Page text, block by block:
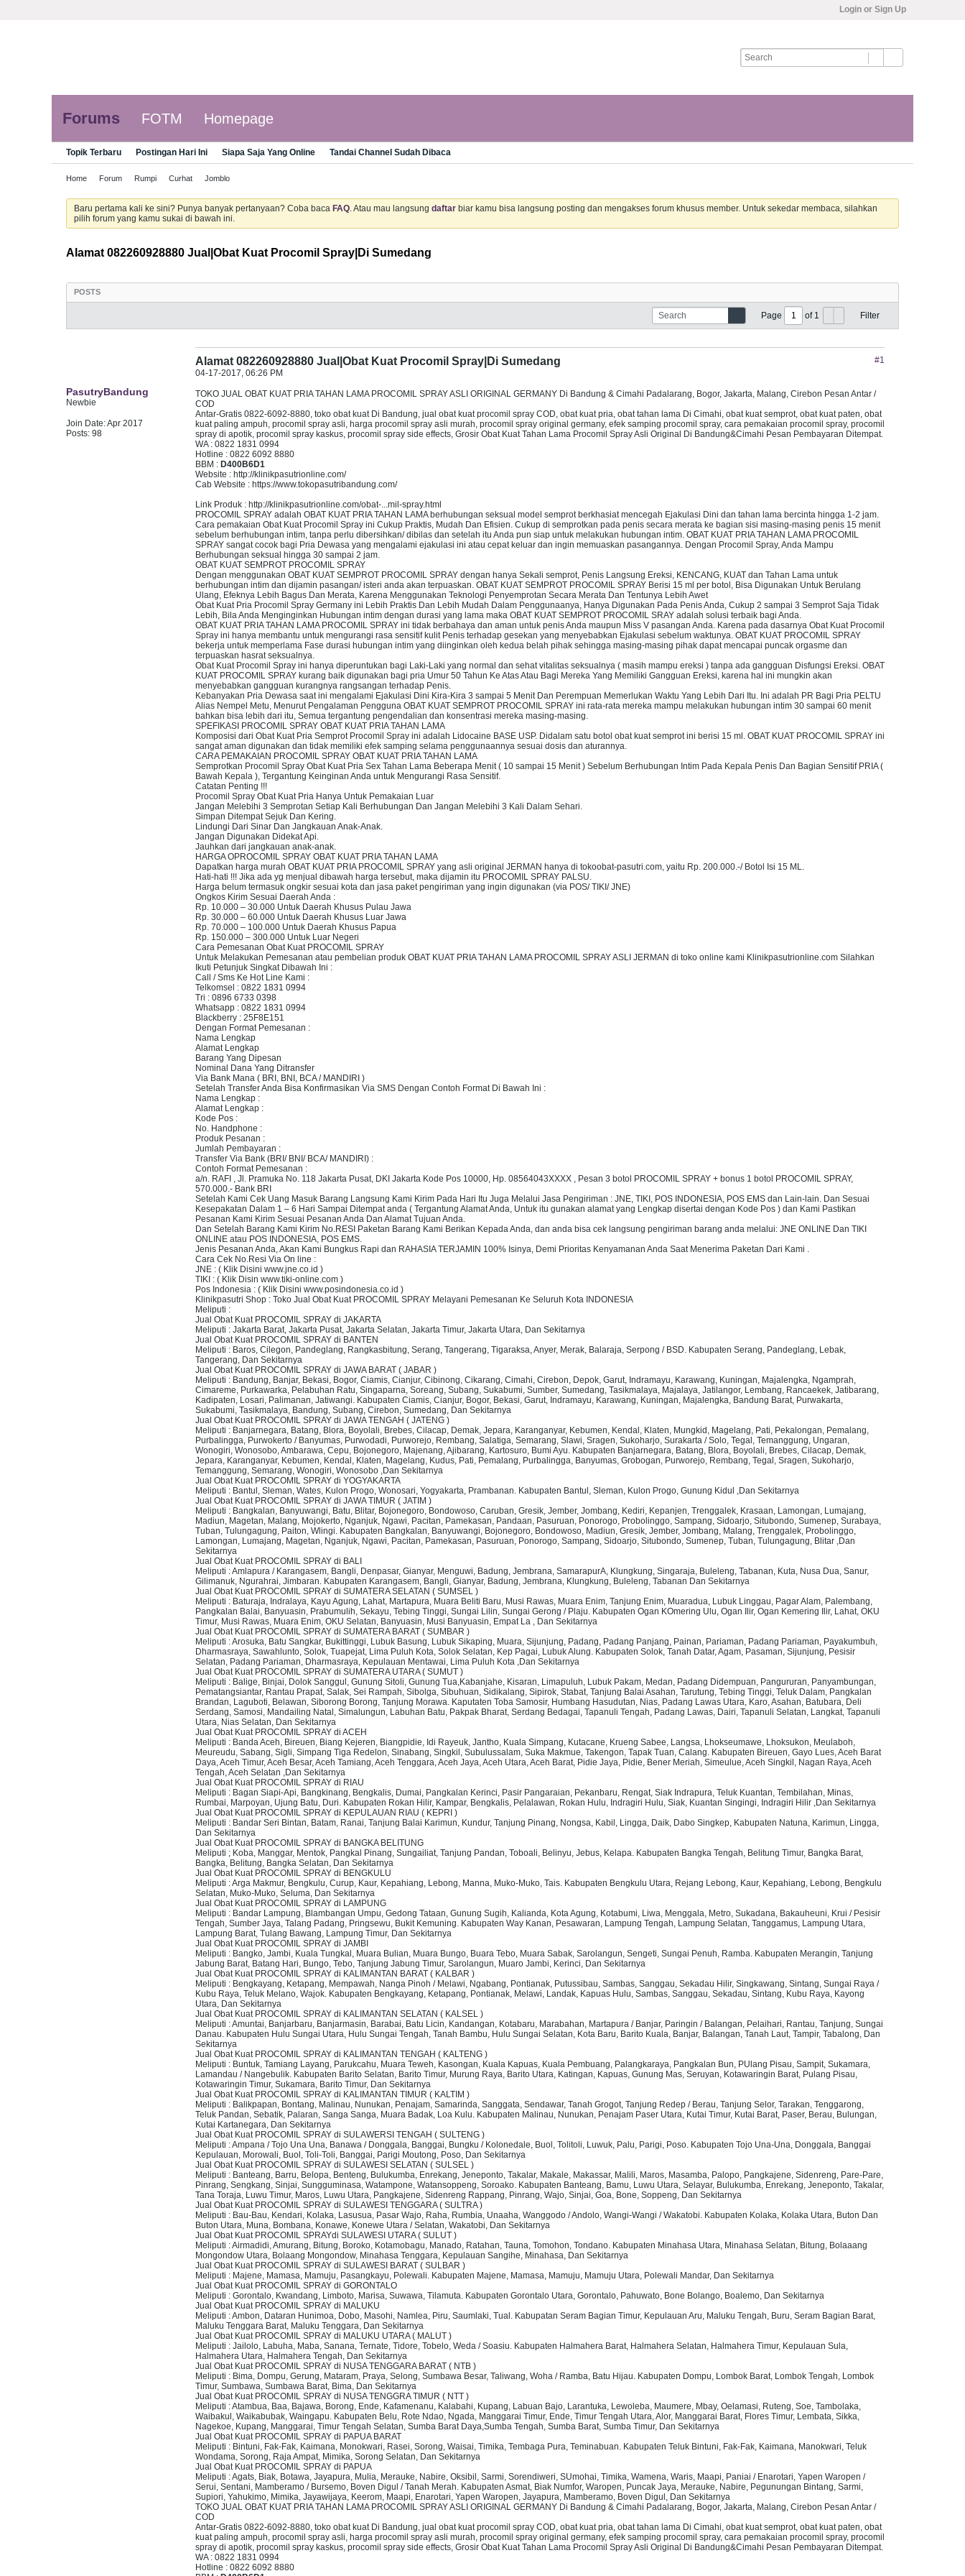
Login or Sign Up
Forums FOTM Homepage
Topik Terbaru Postingan Hari Ini Siapa Saja Yang Online Tandai Channel Sudah Dibaca
Home Forum Rumpi Curhat Jomblo
Baru pertama kali ke sini? Punya banyak pertanyaan? Coba baca FAQ. Atau mau langsung daftar biar kamu bisa langsung posting dan mengakses forum khusus member. Untuk sekedar membaca, silahkan
pilih forum yang kamu sukai di bawah ini.
Alamat 082260928880 Jual|Obat Kuat Procomil Spray|Di Sumedang
POSTS
Page of 1 Filter
PasutryBandung
Newbie
Join Date:Apr 2017
Posts: 98
#1
Alamat 082260928880 Jual|Obat Kuat Procomil Spray|Di Sumedang
04-17-2017, 06:26 PM
TOKO JUAL OBAT KUAT PRIA TAHAN LAMA PROCOMIL SPRAY ASLI ORIGINAL GERMANY Di Bandung & Cimahi Padalarang, Bogor, Jakarta, Malang, Cirebon Pesan Antar /
COD
Antar-Gratis 0822-6092-8880, toko obat kuat Di Bandung, jual obat kuat procomil spray COD, obat kuat pria, obat tahan lama Di Cimahi, obat kuat semprot, obat kuat paten, obat
kuat paling ampuh, procomil spray asli, harga procomil spray asli murah, procomil spray original germany, efek samping procomil spray, cara pemakaian procomil spray, procomil
spray di apotik, procomil spray kaskus, procomil spray side effects, Grosir Obat Kuat Tahan Lama Procomil Spray Asli Original Di Bandung&Cimahi Pesan Pembayaran Ditempat.
WA : 0822 1831 0994
Hotline : 0822 6092 8880
BBM : D400B6D1
Website : http://klinikpasutrionline.com/
Cab Website : https://www.tokopasutribandung.com/
Link Produk : http://klinikpasutrionline.com/obat-...mil-spray.html
PROCOMIL SPRAY adalah OBAT KUAT PRIA TAHAN LAMA berhubungan seksual model semprot berkhasiat mencegah Ejakulasi Dini dan tahan lama bercinta hingga 1-2 jam.
Cara pemakaian Obat Kuat Procomil Spray ini Cukup Praktis, Mudah Dan Efisien. Cukup di semprotkan pada penis secara merata ke bagian sisi masing-masing penis 15 menit
sebelum berhubungan intim, tanpa perlu dibersihkan/ dibilas dan setelah itu Anda pun siap untuk melakukan hubungan intim. OBAT KUAT PRIA TAHAN LAMA PROCOMIL
SPRAY sangat cocok bagi Pria Dewasa yang mengalami ejakulasi ini atau cepat keluar dan ingin memuaskan pasangannya. Dengan Procomil Spray, Anda Mampu
Berhubungan seksual hingga 30 sampai 2 jam.
OBAT KUAT SEMPROT PROCOMIL SPRAY
Dengan menggunakan OBAT KUAT SEMPROT PROCOMIL SPRAY dengan hanya Sekali semprot, Penis Langsung Ereksi, KENCANG, KUAT dan Tahan Lama untuk
berhubungan intim dan dijamin pasangan/ isteri anda akan terpuaskan. OBAT KUAT SEMPROT PROCOMIL SPRAY Berisi 15 ml per botol, Bisa Digunakan Untuk Berulang
Ulang, Efeknya Lebih Bagus Dan Merata, Karena Menggunakan Teknologi Penyemprotan Secara Merata Dan Tentunya Lebih Awet
Obat Kuat Pria Procomil Spray Germany ini Lebih Praktis Dan Lebih Mudah Dalam Penggunaanya, Hanya Digunakan Pada Penis Anda, Cukup 2 sampai 3 Semprot Saja Tidak
Lebih, Bila Anda Menginginkan Hubungan intim dengan durasi yang lama maka OBAT KUAT SEMPROT PROCOMIL SRAY adalah solusi terbaik bagi Anda.
OBAT KUAT PRIA TAHAN LAMA PROCOMIL SPRAY ini tidak berbahaya dan aman untuk penis Anda maupun Miss V pasangan Anda. Karena pada dasarnya Obat Kuat Procomil
Spray ini hanya membantu untuk mengurangi rasa sensitif kulit Penis terhadap gesekan yang menyebabkan Ejakulasi sebelum waktunya. OBAT KUAT PROCOMIL SPRAY
bekerja untuk memperlama Fase durasi hubungan intim yang diinginkan oleh kedua belah pihak sehingga masing-masing pihak dapat mencapai puncak orgasme dan
terpuaskan hasrat seksualnya.
Obat Kuat Procomil Spray ini hanya diperuntukan bagi Laki-Laki yang normal dan sehat vitalitas seksualnya ( masih mampu ereksi ) tanpa ada gangguan Disfungsi Ereksi. OBAT
KUAT PROCOMIL SPRAY kurang baik digunakan bagi pria Umur 50 Tahun Ke Atas Atau Bagi Mereka Yang Memiliki Gangguan Ereksi, karena hal ini mungkin akan
menyebabkan gangguan kurangnya rangsangan terhadap Penis.
Kebanyakan Pria Dewasa saat ini mengalami Ejakulasi Dini Kira-Kira 3 sampai 5 Menit Dan Perempuan Memerlukan Waktu Yang Lebih Dari Itu. Ini adalah PR Bagi Pria PELTU
Alias Nempel Metu, Menurut Pengalaman Pengguna OBAT KUAT SEMPROT PROCOMIL SPRAY ini rata-rata mereka mampu melakukan hubungan intim 30 sampai 60 menit
bahkan bisa lebih dari itu, Semua tergantung pengendalian dan konsentrasi mereka masing-masing.
SPEFIKASI PROCOMIL SPRAY OBAT KUAT PRIA TAHAN LAMA
Komposisi dari Obat Kuat Pria Semprot Procomil Spray ini adalah Lidocaine BASE USP. Didalam satu botol obat kuat semprot ini berisi 15 ml. OBAT KUAT PROCOMIL SPRAY ini
sangat aman digunakan dan tidak memiliki efek samping selama penggunaannya sesuai dosis dan aturannya.
CARA PEMAKAIAN PROCOMIL SPRAY OBAT KUAT PRIA TAHAN LAMA
Semprotkan Procomil Spray Obat Kuat Pria Sex Tahan Lama Beberapa Menit ( 10 sampai 15 Menit ) Sebelum Berhubungan Intim Pada Kepala Penis Dan Bagian Sensitif PRIA (
Bawah Kepala ), Tergantung Keinginan Anda untuk Mengurangi Rasa Sensitif.
Catatan Penting !!!
Procomil Spray Obat Kuat Pria Hanya Untuk Pemakaian Luar
Jangan Melebihi 3 Semprotan Setiap Kali Berhubungan Dan Jangan Melebihi 3 Kali Dalam Sehari.
Simpan Ditempat Sejuk Dan Kering.
Lindungi Dari Sinar Dan Jangkauan Anak-Anak.
Jangan Digunakan Didekat Api.
Jauhkan dari jangkauan anak-anak.
HARGA OPROCOMIL SPRAY OBAT KUAT PRIA TAHAN LAMA
Dapatkan harga murah OBAT KUAT PRIA PROCOMIL SPRAY yang asli original JERMAN hanya di tokoobat-pasutri.com, yaitu Rp. 200.000.-/ Botol Isi 15 ML.
Hati-hati !!! Jika ada yg menjual dibawah harga tersebut, maka dijamin itu PROCOMIL SPRAY PALSU.
Harga belum termasuk ongkir sesuai kota dan jasa paket pengiriman yang ingin digunakan (via POS/ TIKI/ JNE)
Ongkos Kirim Sesuai Daerah Anda :
Rp. 10.000 – 30.000 Untuk Daerah Khusus Pulau Jawa
Rp. 30.000 – 60.000 Untuk Daerah Khusus Luar Jawa
Rp. 70.000 – 100.000 Untuk Daerah Khusus Papua
Rp. 150.000 – 300.000 Untuk Luar Negeri
Cara Pemesanan Obat Kuat PROCOMIL SPRAY
Untuk Melakukan Pemesanan atau pembelian produk OBAT KUAT PRIA TAHAN LAMA PROCOMIL SPRAY ASLI JERMAN di toko online kami Klinikpasutrionline.com Silahkan
Ikuti Petunjuk Singkat Dibawah Ini :
Call / Sms Ke Hot Line Kami :
Telkomsel : 0822 1831 0994
Tri : 0896 6733 0398
Whatsapp : 0822 1831 0994
Blackberry : 25F8E151
Dengan Format Pemesanan :
Nama Lengkap
Alamat Lengkap
Barang Yang Dipesan
Nominal Dana Yang Ditransfer
Via Bank Mana ( BRI, BNI, BCA / MANDIRI )
Setelah Transfer Anda Bisa Konfirmasikan Via SMS Dengan Contoh Format Di Bawah Ini :
Nama Lengkap :
Alamat Lengkap :
Kode Pos :
No. Handphone :
Produk Pesanan :
Jumlah Pembayaran :
Transfer Via Bank (BRI/ BNI/ BCA/ MANDIRI) :
Contoh Format Pemesanan :
a/n. RAFI , Jl. Pramuka No. 118 Jakarta Pusat, DKI Jakarta Kode Pos 10000, Hp. 08564043XXXX , Pesan 3 botol PROCOMIL SPRAY + bonus 1 botol PROCOMIL SPRAY,
570.000.- Bank BRI
Setelah Kami Cek Uang Masuk Barang Langsung Kami Kirim Pada Hari Itu Juga Melalui Jasa Pengiriman : JNE, TIKI, POS INDONESIA, POS EMS dan Lain-lain. Dan Sesuai
Kesepakatan Dalam 1 – 6 Hari Sampai Ditempat anda ( Tergantung Alamat Anda, Untuk itu gunakan alamat yang Lengkap disertai dengan Kode Pos ) dan Kami Pastikan
Pesanan Kami Kirim Sesuai Pesanan Anda Dan Alamat Tujuan Anda.
Dan Setelah Barang Kami Kirim No.RESI Paketan Barang Kami Berikan Kepada Anda, dan anda bisa cek langsung pengiriman barang anda melalui: JNE ONLINE Dan TIKI
ONLINE atau POS INDONESIA, POS EMS.
Jenis Pesanan Anda, Akan Kami Bungkus Rapi dan RAHASIA TERJAMIN 100% Isinya, Demi Prioritas Kenyamanan Anda Saat Menerima Paketan Dari Kami .
Cara Cek No.Resi Via On line :
JNE : ( Klik Disini www.jne.co.id )
TIKI : ( Klik Disin www.tiki-online.com )
Pos Indonesia : ( Klik Disini www.posindonesia.co.id )
Klinikpasutri Shop : Toko Jual Obat Kuat PROCOMIL SPRAY Melayani Pemesanan Ke Seluruh Kota INDONESIA
Meliputi :
Jual Obat Kuat PROCOMIL SPRAY di JAKARTA
Meliputi : Jakarta Barat, Jakarta Pusat, Jakarta Selatan, Jakarta Timur, Jakarta Utara, Dan Sekitarnya
Jual Obat Kuat PROCOMIL SPRAY di BANTEN
Meliputi : Baros, Cilegon, Pandeglang, Rangkasbitung, Serang, Tangerang, Tigaraksa, Anyer, Merak, Balaraja, Serpong / BSD. Kabupaten Serang, Pandeglang, Lebak,
Tangerang, Dan Sekitarnya
Jual Obat Kuat PROCOMIL SPRAY di JAWA BARAT ( JABAR )
Meliputi : Bandung, Banjar, Bekasi, Bogor, Ciamis, Cianjur, Cibinong, Cikarang, Cimahi, Cirebon, Depok, Garut, Indramayu, Karawang, Kuningan, Majalengka, Ngamprah,
Cimareme, Purkawarka, Pelabuhan Ratu, Singaparna, Soreang, Subang, Sukabumi, Sumber, Sumedang, Tasikmalaya, Majalaya, Jatilangor, Lembang, Rancaekek, Jatibarang,
Kadipaten, Losari, Palimanan, Jatiwangi. Kabupaten Ciamis, Cianjur, Bogor, Bekasi, Garut, Indramayu, Karawang, Kuningan, Majalengka, Bandung Barat, Purwakarta,
Sukabumi, Tasikmalaya, Bandung, Subang, Cirebon, Sumedang, Dan Sekitarnya
Jual Obat Kuat PROCOMIL SPRAY di JAWA TENGAH ( JATENG )
Meliputi : Banjarnegara, Batang, Blora, Boyolali, Brebes, Cilacap, Demak, Jepara, Karanganyar, Kebumen, Kendal, Klaten, Mungkid, Magelang, Pati, Pekalongan, Pemalang,
Purbalingga, Purwokerto / Banyumas, Purwodadi, Purworejo, Rembang, Salatiga, Semarang, Slawi, Sragen, Sukoharjo, Surakarta / Solo, Tegal, Temanggung, Ungaran,
Wonogiri, Wonosobo, Ambarawa, Cepu, Bojonegoro, Majenang, Ajibarang, Kartosuro, Bumi Ayu. Kabupaten Banjarnegara, Batang, Blora, Boyolali, Brebes, Cilacap, Demak,
Jepara, Karanganyar, Kebumen, Kendal, Klaten, Magelang, Kudus, Pati, Pemalang, Purbalingga, Banyumas, Grobogan, Purworejo, Rembang, Tegal, Sragen, Sukoharjo,
Temanggung, Semarang, Wonogiri, Wonosobo ,Dan Sekitarnya
Jual Obat Kuat PROCOMIL SPRAY di YOGYAKARTA
Meliputi : Bantul, Sleman, Wates, Kulon Progo, Wonosari, Yogyakarta, Prambanan. Kabupaten Bantul, Sleman, Kulon Progo, Gunung Kidul ,Dan Sekitarnya
Jual Obat Kuat PROCOMIL SPRAY di JAWA TIMUR ( JATIM )
Meliputi : Bangkalan, Banyuwangi, Batu, Blitar, Bojonegoro, Bondowoso, Caruban, Gresik, Jember, Jombang, Kediri, Kepanjen, Trenggalek, Krasaan, Lamongan, Lumajang,
Madiun, Magetan, Malang, Mojokerto, Nganjuk, Ngawi, Pacitan, Pamekasan, Pandaan, Pasuruan, Ponorogo, Probolinggo, Sampang, Sidoarjo, Situbondo, Sumenep, Surabaya,
Tuban, Tulungagung, Paiton, Wlingi. Kabupaten Bangkalan, Banyuwangi, Bojonegoro, Bondowoso, Madiun, Gresik, Jember, Jombang, Malang, Trenggalek, Probolinggo,
Lamongan, Lumajang, Magetan, Nganjuk, Ngawi, Pacitan, Pamekasan, Pasuruan, Ponorogo, Sampang, Sidoarjo, Situbondo, Sumenep, Tuban, Tulungagung, Blitar ,Dan
Sekitarnya
Jual Obat Kuat PROCOMIL SPRAY di BALI
Meliputi : Amlapura / Karangasem, Bangli, Denpasar, Gianyar, Menguwi, Badung, Jembrana, SamarapurA, Klungkung, Singaraja, Buleleng, Tabanan, Kuta, Nusa Dua, Sanur,
Gilimanuk, Ngurahrai, Jimbaran. Kabupaten Karangasem, Bangli, Gianyar, Badung, Jembrana, Klungkung, Buleleng, Tabanan Dan Sekitarnya
Jual Obat Kuat PROCOMIL SPRAY di SUMATERA SELATAN ( SUMSEL )
Meliputi : Baturaja, Indralaya, Kayu Agung, Lahat, Martapura, Muara Beliti Baru, Musi Rawas, Muara Enim, Tanjung Enim, Muaradua, Lubuk Linggau, Pagar Alam, Palembang,
Pangkalan Balai, Banyuasin, Prabumulih, Sekayu, Tebing Tinggi, Sungai Lilin, Sungai Gerong / Plaju. Kabupaten Ogan KOmering Ulu, Ogan Ilir, Ogan Kemering Ilir, Lahat, OKU
Timur, Musi Rawas, Muara Enim, OKU Selatan, Banyuasin, Musi Banyuasin, Empat La , Dan Sekitarnya
Jual Obat Kuat PROCOMIL SPRAY di SUMATERA BARAT ( SUMBAR )
Meliputi : Arosuka, Batu Sangkar, Bukittinggi, Lubuk Basung, Lubuk Sikaping, Muara, Sijunjung, Padang, Padang Panjang, Painan, Pariaman, Padang Pariaman, Payakumbuh,
Dharmasraya, Sawahlunto, Solok, Tuapejat, Lima Puluh Kota, Solok Selatan, Kep Pagai, Lubuk Alung. Kabupaten Solok, Tanah Datar, Agam, Pasaman, Sijunjung, Pesisir
Selatan, Padang Pariaman, Dharmasraya, Kepulauan Mentawai, Lima Puluh Kota ,Dan Sekitarnya
Jual Obat Kuat PROCOMIL SPRAY di SUMATERA UTARA ( SUMUT )
Meliputi : Balige, Binjai, Dolok Sanggul, Gunung Sitoli, Gunung Tua,Kabanjahe, Kisaran, Limapuluh, Lubuk Pakam, Medan, Padang Didempuan, Pangururan, Panyambungan,
Pematangsiantar, Rantau Prapat, Salak, Sei Rampah, Sibolga, Sibuhuan, Sidikalang, Sipirok, Stabat, Tanjung Balai Asahan, Tarutung, Tebing Tinggi, Teluk Dalam, Pangkalan
Brandan, Laguboti, Belawan, Siborong Borong, Tanjung Morawa. Kaputaten Toba Samosir, Humbang Hasudutan, Nias, Padang Lawas Utara, Karo, Asahan, Batubara, Deli
Serdang, Samosi, Mandailing Natal, Simalungun, Labuhan Batu, Pakpak Bharat, Serdang Bedagai, Tapanuli Tengah, Padang Lawas, Dairi, Tapanuli Selatan, Langkat, Tapanuli
Utara, Nias Selatan, Dan Sekitarnya
Jual Obat Kuat PROCOMIL SPRAY di ACEH
Meliputi : Banda Aceh, Bireuen, Biang Kejeren, Biangpidie, Idi Rayeuk, Jantho, Kuala Simpang, Kutacane, Krueng Sabee, Langsa, Lhokseumawe, Lhoksukon, Meulaboh,
Meureudu, Sabang, Sigli, Simpang Tiga Redelon, Sinabang, Singkil, Subulussalam, Suka Makmue, Takengon, Tapak Tuan, Calang. Kabupaten Bireuen, Gayo Lues, Aceh Barat
Daya, Aceh Timur, Aceh Besar, Aceh Tamiang, Aceh Tenggara, Aceh Jaya, Aceh Utara, Aceh Barat, Pidie Jaya, Pidie, Bener Meriah, Simeulue, Aceh Singkil, Nagan Raya, Aceh
Tengah, Aceh Selatan ,Dan Sekitarnya
Jual Obat Kuat PROCOMIL SPRAY di RIAU
Meliputi : Bagan Siapi-Api, Bangkinang, Bengkalis, Dumai, Pangkalan Kerinci, Pasir Pangaraian, Pekanbaru, Rengat, Siak Indrapura, Teluk Kuantan, Tembilahan, Minas,
Rumbai, Marpoyan, Ujung Batu, Duri. Kabupaten Rokan Hilir, Kampar, Bengkalis, Pelalawan, Rokan Hulu, Indragiri Hulu, Siak, Kuantan Singingi, Indragiri Hilir ,Dan Sekitarnya
Jual Obat Kuat PROCOMIL SPRAY di KEPULAUAN RIAU ( KEPRI )
Meliputi : Bandar Seri Bintan, Batam, Ranai, Tanjung Balai Karimun, Kundur, Tanjung Pinang, Nongsa, Kabil, Lingga, Daik, Dabo Singkep, Kabupaten Natuna, Karimun, Lingga,
Dan Sekitarnya
Jual Obat Kuat PROCOMIL SPRAY di BANGKA BELITUNG
Meliputi ; Koba, Manggar, Mentok, Pangkal Pinang, Sungailiat, Tanjung Pandan, Toboali, Belinyu, Jebus, Kelapa. Kabupaten Bangka Tengah, Belitung Timur, Bangka Barat,
Bangka, Belitung, Bangka Selatan, Dan Sekitarnya
Jual Obat Kuat PROCOMIL SPRAY di BENGKULU
Meliputi : Arga Makmur, Bengkulu, Curup, Kaur, Kepahiang, Lebong, Manna, Muko-Muko, Tais. Kabupaten Bengkulu Utara, Rejang Lebong, Kaur, Kepahiang, Lebong, Bengkulu
Selatan, Muko-Muko, Seluma, Dan Sekitarnya
Jual Obat Kuat PROCOMIL SPRAY di LAMPUNG
Meliputi : Bandar Lampung, Blambangan Umpu, Gedong Tataan, Gunung Sugih, Kalianda, Kota Agung, Kotabumi, Liwa, Menggala, Metro, Sukadana, Bakauheuni, Krui / Pesisir
Tengah, Sumber Jaya, Talang Padang, Pringsewu, Bukit Kemuning. Kabupaten Way Kanan, Pesawaran, Lampung Tengah, Lampung Selatan, Tanggamus, Lampung Utara,
Lampung Barat, Tulang Bawang, Lampung Timur, Dan Sekitarnya
Jual Obat Kuat PROCOMIL SPRAY di JAMBI
Meliputi : Bangko, Jambi, Kuala Tungkal, Muara Bulian, Muara Bungo, Buara Tebo, Muara Sabak, Sarolangun, Sengeti, Sungai Penuh, Ramba. Kabupaten Merangin, Tanjung
Jabung Barat, Batang Hari, Bungo, Tebo, Tanjung Jabung Timur, Sarolangun, Muaro Jambi, Kerinci, Dan Sekitarnya
Jual Obat Kuat PROCOMIL SPRAY di KALIMANTAN BARAT ( KALBAR )
Meliputi : Bengkayang, Ketapang, Mempawah, Nanga Pinoh / Melawi, Ngabang, Pontianak, Putussibau, Sambas, Sanggau, Sekadau Hilir, Singkawang, Sintang, Sungai Raya /
Kubu Raya, Teluk Melano, Wajok. Kabupaten Bengkayang, Ketapang, Pontianak, Melawi, Landak, Kapuas Hulu, Sambas, Sanggau, Sekadau, Sintang, Kubu Raya, Kayong
Utara, Dan Sekitarnya
Jual Obat Kuat PROCOMIL SPRAY di KALIMANTAN SELATAN ( KALSEL )
Meliputi : Amuntai, Banjarbaru, Banjarmasin, Barabai, Batu Licin, Kandangan, Kotabaru, Marabahan, Martapura / Banjar, Paringin / Balangan, Pelaihari, Rantau, Tanjung, Sungai
Danau. Kabupaten Hulu Sungai Utara, Hulu Sungai Tengah, Tanah Bambu, Hulu Sungai Selatan, Kota Baru, Barito Kuala, Banjar, Balangan, Tanah Laut, Tampir, Tabalong, Dan
Sekitarnya
Jual Obat Kuat PROCOMIL SPRAY di KALIMANTAN TENGAH ( KALTENG )
Meliputi : Buntuk, Tamiang Layang, Parukcahu, Muara Teweh, Kasongan, Kuala Kapuas, Kuala Pembuang, Palangkaraya, Pangkalan Bun, PUlang Pisau, Sampit, Sukamara,
Lamandau / Nangebulik. Kabupaten Barito Selatan, Barito Timur, Murung Raya, Barito Utara, Katingan, Kapuas, Gunung Mas, Seruyan, Kotawaringin Barat, Pulang Pisau,
Kotawaringin Timur, Sukamara, Barito Timur, Dan Sekitarnya
Jual Obat Kuat PROCOMIL SPRAY di KALIMANTAN TIMUR ( KALTIM )
Meliputi : Balikpapan, Bontang, Malinau, Nunukan, Penajam, Samarinda, Sanggata, Sendawar, Tanah Grogot, Tanjung Redep / Berau, Tanjung Selor, Tarakan, Tenggarong,
Teluk Pandan, Sebatik, Palaran, Sanga Sanga, Muara Badak, Loa Kulu. Kabupaten Malinau, Nunukan, Penajam Paser Utara, Kutai Timur, Kutai Barat, Paser, Berau, Bulungan,
Kutai Kartanegara, Dan Sekitarnya
Jual Obat Kuat PROCOMIL SPRAY di SULAWERSI TENGAH ( SULTENG )
Meliputi : Ampana / Tojo Una Una, Banawa / Donggala, Banggai, Bungku / Kolonedale, Buol, Tolitoli, Luwuk, Palu, Parigi, Poso. Kabupaten Tojo Una-Una, Donggala, Banggai
Kepulauan, Morowali, Buol, Toli-Toli, Banggai, Parigi Moutong, Poso, Dan Sekitarnya
Jual Obat Kuat PROCOMIL SPRAY di SULAWESI SELATAN ( SULSEL )
Meliputi : Banteang, Barru, Belopa, Benteng, Bulukumba, Enrekang, Jeneponto, Takalar, Makale, Makassar, Malili, Maros, Masamba, Palopo, Pangkajene, Sidenreng, Pare-Pare,
Pinrang, Sengkang, Sinjai, Sungguminasa, Watampone, Watansoppeng, Soroako. Kabupaten Banteang, Bamu, Luwu Utara, Selayar, Bulukumba, Enrekang, Jeneponto, Takalar,
Tana Toraja, Luwu Timur, Maros, Luwu Utara, Pangkajene, Sidenreng Rappang, Pinrang, Wajo, Sinjai, Goa, Bone, Soppeng, Dan Sekitarnya
Jual Obat Kuat PROCOMIL SPRAY di SULAWESI TENGGARA ( SULTRA )
Meliputi : Bau-Bau, Kendari, Kolaka, Lasusua, Pasar Wajo, Raha, Rumbia, Unaaha, Wanggodo / Andolo, Wangi-Wangi / Wakatobi. Kabupaten Kolaka, Kolaka Utara, Buton Dan
Buton Utara, Muna, Bombana, Konawe, Konewe Utara / Selatan, Wakatobi, Dan Sekitarnya
Jual Obat Kuat PROCOMIL SPRAYdi SULAWESI UTARA ( SULUT )
Meliputi : Airmadidi, Amurang, Bitung, Boroko, Kotamobagu, Manado, Ratahan, Tauna, Tomohon, Tondano. Kabupaten Minahasa Utara, Minahasa Selatan, Bitung, Bolaaang
Mongondow Utara, Bolaang Mongondow, Minahasa Tenggara, Kepulauan Sangihe, Minahasa, Dan Sekitarnya
Jual Obat Kuat PROCOMIL SPRAY di SULAWESI BARAT ( SULBAR )
Meliputi : Majene, Mamasa, Mamuju, Pasangkayu, Polewali. Kabupaten Majene, Mamasa, Mamuju, Mamuju Utara, Polewali Mandar, Dan Sekitarnya
Jual Obat Kuat PROCOMIL SPRAY di GORONTALO
Meliputi : Gorontalo, Kwandang, Limboto, Marisa, Suwawa, Tilamuta. Kabupaten Gorontalo Utara, Gorontalo, Pahuwato, Bone Bolango, Boalemo, Dan Sekitarnya
Jual Obat Kuat PROCOMIL SPRAY di MALUKU
Meliputi : Ambon, Dataran Hunimoa, Dobo, Masohi, Namlea, Piru, Saumlaki, Tual. Kabupatan Seram Bagian Timur, Kepulauan Aru, Maluku Tengah, Buru, Seram Bagian Barat,
Maluku Tenggara Barat, Maluku Tenggara, Dan Sekitarnya
Jual Obat Kuat PROCOMIL SPRAY di MALUKU UTARA ( MALUT )
Meliputi : Jailolo, Labuha, Maba, Sanana, Ternate, Tidore, Tobelo, Weda / Soasiu. Kabupaten Halmahera Barat, Halmahera Selatan, Halmahera Timur, Kepulauan Sula,
Halmahera Utara, Halmahera Tengah, Dan Sekitarnya
Jual Obat Kuat PROCOMIL SPRAY di NUSA TENGGARA BARAT ( NTB )
Meliputi : Bima, Dompu, Gerung, Mataram, Praya, Selong, Sumbawa Besar, Taliwang, Woha / Ramba, Batu Hijau. Kabupaten Dompu, Lombok Barat, Lombok Tengah, Lombok
Timur, Sumbawa, Sumbawa Barat, Bima, Dan Sekitarnya
Jual Obat Kuat PROCOMIL SPRAY di NUSA TENGGRA TIMUR ( NTT )
Meliputi : Atambua, Baa, Bajawa, Borong, Ende, Kafamenanu, Kalabahi, Kupang, Labuan Bajo, Larantuka, Lewoleba, Maumere, Mbay, Oelamasi, Ruteng, Soe, Tambolaka,
Waibakul, Waikabubak, Waingapu. Kabupaten Belu, Rote Ndao, Ngada, Manggarai Timur, Ende, Timur Tengah Utara, Alor, Manggarai Barat, Flores Timur, Lembata, Sikka,
Nagekoe, Kupang, Manggarai, Timur Tengah Selatan, Sumba Barat Daya,Sumba Tengah, Sumba Barat, Sumba Timur, Dan Sekitarnya
Jual Obat Kuat PROCOMIL SPRAY di PAPUA BARAT
Meliputi : Bintuni, Fak-Fak, Kaimana, Monokwari, Rasei, Sorong, Waisai, Timika, Tembaga Pura, Teminabuan. Kabupaten Teluk Bintuni, Fak-Fak, Kaimana, Manokwari, Teluk
Wondama, Sorong, Raja Ampat, Mimika, Sorong Selatan, Dan Sekitarnya
Jual Obat Kuat PROCOMIL SPRAY di PAPUA
Meliputi : Agats, Biak, Botawa, Jayapura, Mulia, Merauke, Nabire, Oksibil, Sarmi, Sorendiweri, SUmohai, Timika, Wamena, Waris, Maapi, Paniai / Enarotari, Yapen Waropen /
Serui, Sentani, Mamberamo / Bursemo, Boven Digul / Tanah Merah. Kabupaten Asmat, Biak Numfor, Waropen, Puncak Jaya, Merauke, Nabire, Pegunungan Bintang, Sarmi,
Supiori, Yahukimo, Mimika, Jayawijaya, Keerom, Maapi, Enarotari, Yapen Waropen, Jayapura, Mamberamo, Boven Digul, Dan Sekitarnya
TOKO JUAL OBAT KUAT PRIA TAHAN LAMA PROCOMIL SPRAY ASLI ORIGINAL GERMANY Di Bandung & Cimahi Padalarang, Bogor, Jakarta, Malang, Cirebon Pesan Antar /
COD
Antar-Gratis 0822-6092-8880, toko obat kuat Di Bandung, jual obat kuat procomil spray COD, obat kuat pria, obat tahan lama Di Cimahi, obat kuat semprot, obat kuat paten, obat
kuat paling ampuh, procomil spray asli, harga procomil spray asli murah, procomil spray original germany, efek samping procomil spray, cara pemakaian procomil spray, procomil
spray di apotik, procomil spray kaskus, procomil spray side effects, Grosir Obat Kuat Tahan Lama Procomil Spray Asli Original Di Bandung&Cimahi Pesan Pembayaran Ditempat.
WA : 0822 1831 0994
Hotline : 0822 6092 8880